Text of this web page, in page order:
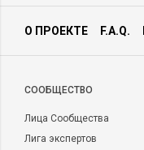
О ПРОЕКТЕ F.A.Q.
CООБЩЕСТВО
Лица Сообщества
Лига экспертов